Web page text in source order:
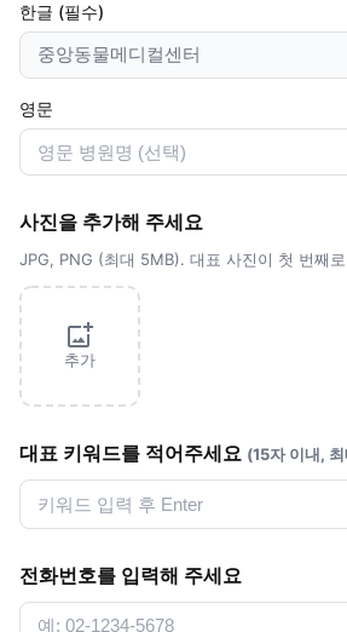
한글 (필수)
영문
사진을 추가해 주세요
JPG, PNG (최대 5MB). 대표 사진이 첫 번째
추가
대표 키워드를 적어주세요 (15자 이내,
전화번호를 입력해 주세요